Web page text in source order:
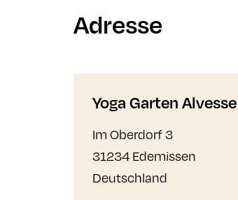
Adresse
Yoga Garten Alvesse
Im Oberdorf 3
31234 Edemissen
Deutschland